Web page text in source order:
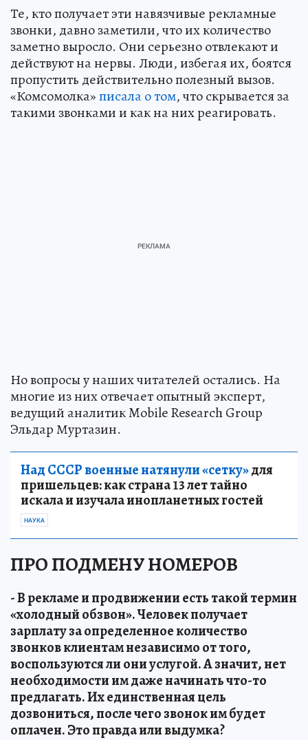
Те, кто получает эти навязчивые рекламные
звонки, давно заметили, что их количество
заметно выросло. Они серьезно отвлекают и
действуют на нервы. Люди, избегая их, боятся
пропустить действительно полезный вызов.
«Комсомолка»писала о том, что скрывается за
такими звонками и как на них реагировать.
Но вопросы у наших читателей остались. На
многие из них отвечает опытный эксперт,
ведущий аналитик Mobile Research Group
Эльдар Муртазин.
Над СССР военные натянули «сетку»для
пришельцев: как страна 13 лет тайно
искала и изучала инопланетных гостей
НАУКА
ПРО ПОДМЕНУ НОМЕРОВ
- В рекламе и продвижении есть такой термин
«холодный обзвон». Человек получает
зарплату за определенное количество
звонков клиентам независимо от того,
воспользуются ли они услугой. А значит, нет
необходимости им даже начинать что-то
предлагать. Их единственная цель
дозвониться, после чего звонок им будет
оплачен. Это правда или выдумка?